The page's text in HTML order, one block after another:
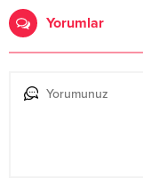
Yorumlar